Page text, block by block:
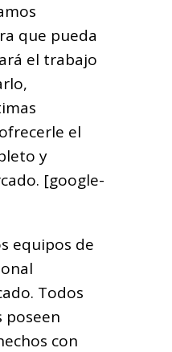
que pueda
el trabajo
el
y
[google-
equipos de
Todos
poseen
con